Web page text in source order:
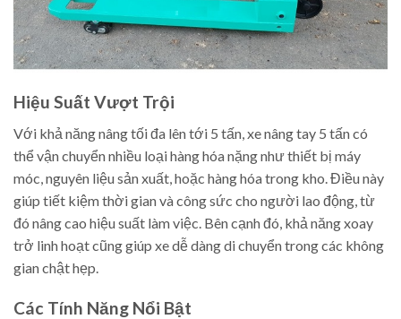
Hiệu Suất Vượt Trội
Với khả năng nâng tối đa lên tới 5 tấn, xe nâng tay 5 tấn có
thể vận chuyển nhiều loại hàng hóa nặng như thiết bị máy
móc, nguyên liệu sản xuất, hoặc hàng hóa trong kho. Điều này
giúp tiết kiệm thời gian và công sức cho người lao động, từ
đó nâng cao hiệu suất làm việc. Bên cạnh đó, khả năng xoay
trở linh hoạt cũng giúp xe dễ dàng di chuyển trong các không
gian chật hẹp.
Các Tính Năng Nổi Bật